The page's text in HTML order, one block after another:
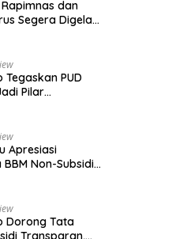
dan
Segera Digelar
PUD
Pilar
Apresiasi
Non-Subsidi,
Dorong Tata
Transparan,